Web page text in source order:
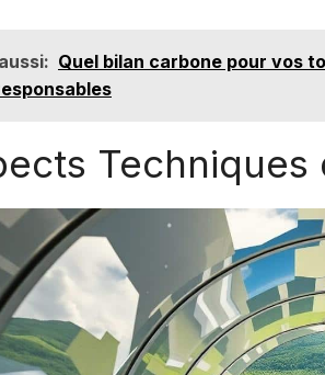
Quel bilan carbone pour vos
Techniques